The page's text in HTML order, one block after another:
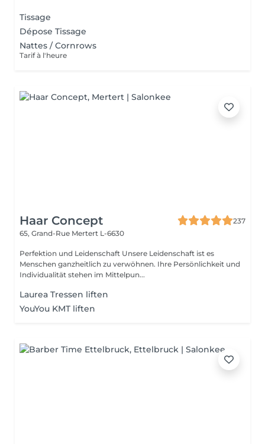
Tissage
Dépose Tissage
Nattes / Cornrows
Tarif à l'heure
Haar Concept
237
65, Grand-Rue Mertert L-6630
Perfektion und Leidenschaft Unsere Leidenschaft ist es
Menschen ganzheitlich zu verwöhnen. Ihre Persönlichkeit und
Individualität stehen im Mittelpun...
Laurea Tressen liften
YouYou KMT liften